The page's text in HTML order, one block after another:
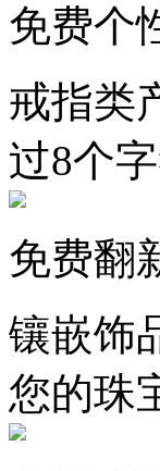
免费个
戒指类
过8个
免费翻
镶嵌饰
您的珠